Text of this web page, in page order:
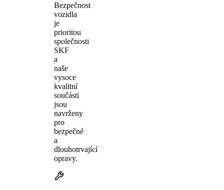
Bezpečnost
vozidla
je
prioritou
společnosti
SKF
a
naše
vysoce
kvalitní
součásti
jsou
navrženy
pro
bezpečné
a
dlouhotrvající
opravy.